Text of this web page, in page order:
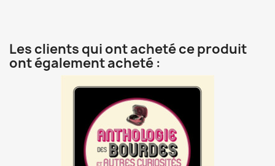
Les clients qui ont acheté ce produit
ont également acheté :